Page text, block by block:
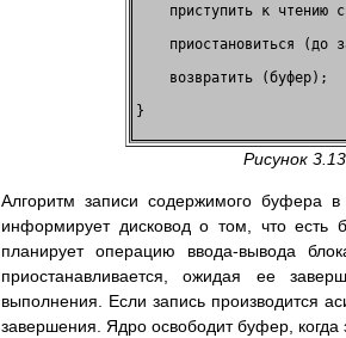
приступить
приостановиться (до
Рисунок
Алгоритм записи содержимого буфера в
информирует дисковод о том, что есть
планирует операцию ввода-вывода
приостанавливается, ожидая ее
выполнения. Если запись производится
завершения. Ядро освободит буфер, когда